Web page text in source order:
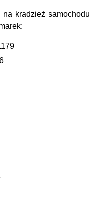
kradzież samochodu